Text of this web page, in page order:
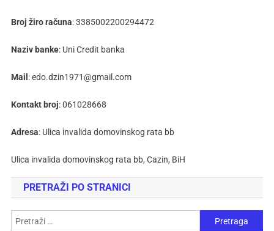
Broj žiro računa: 3385002200294472
Naziv banke: Uni Credit banka
Mail : edo.dzin1971@gmail.com
Kontakt broj: 061028668
Adresa: Ulica invalida domovinskog rata bb
Ulica invalida domovinskog rata bb, Cazin, BiH
PRETRAŽI PO STRANICI